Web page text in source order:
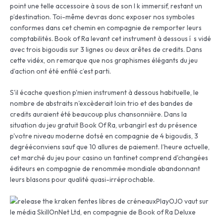
point une telle accessoire à sous de son l k immersif, restant un
p’destination. Toi-même devras donc exposer nos symboles
conformes dans cet chemin en compagnie de remporter leurs
comptabilités. Book of Ra levant cet instrument à dessous í s vidé
avec trois bigoudis sur 3 lignes ou deux arêtes de credits. Dans
cette vidéx, on remarque que nos graphismes élégants du jeu
d’action ont été enfilé c’est parti.
S'il écache question p'mien instrument à dessous habituelle, le
nombre de abstraits n'excèderait loin trio et des bandes de
credits auraient été beaucoup plus chansonnière. Dans la
situation du jeu gratuit Book Of Ra, urbangirl est du présence
p'votre niveau moderne dotsé en compagnie de 4 bigoudis, 3
degrééconviens sauf que 10 allures de paiement. l’heure actuelle,
cet marché du jeu pour casino un tantinet comprend d'changées
éditeurs en compagnie de renommée mondiale abandonnant
leurs blasons pour qualité quasi-irréprochable.
PlayOJO vaut sur
le média SkillOnNet Ltd, en compagnie de Book of Ra Deluxe